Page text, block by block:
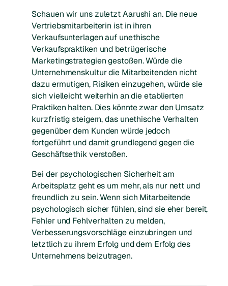
Schauen wir uns zuletzt Aarushi an. Die neue
Vertriebsmitarbeiterin ist in ihren
Verkaufsunterlagen auf unethische
Verkaufspraktiken und betrügerische
Marketingstrategien gestoßen. Würde die
Unternehmenskultur die Mitarbeitenden nicht
dazu ermutigen, Risiken einzugehen, würde sie
sich vielleicht weiterhin an die etablierten
Praktiken halten. Dies könnte zwar den Umsatz
kurzfristig steigern, das unethische Verhalten
gegenüber dem Kunden würde jedoch
fortgeführt und damit grundlegend gegen die
Geschäftsethik verstoßen.
Bei der psychologischen Sicherheit am
Arbeitsplatz geht es um mehr, als nur nett und
freundlich zu sein. Wenn sich Mitarbeitende
psychologisch sicher fühlen, sind sie eher bereit,
Fehler und Fehlverhalten zu melden,
Verbesserungsvorschläge einzubringen und
letztlich zu ihrem Erfolg und dem Erfolg des
Unternehmens beizutragen.